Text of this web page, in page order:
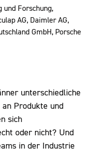
unterschiedliche
an Produkte und
sich
oder nicht? Und
in der Industrie
Forschung,
AG, Daimler AG,
GmbH, Porsche